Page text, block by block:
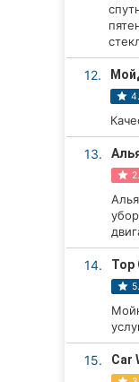
12.
13.
14. Top
15. Car